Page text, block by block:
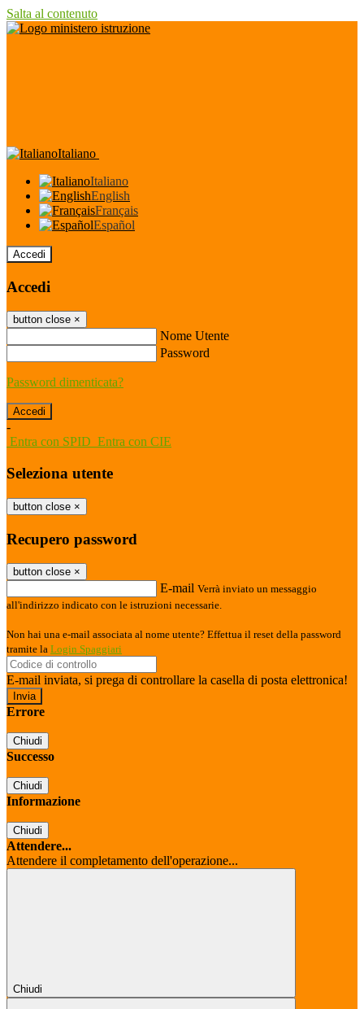
Salta al contenuto
Italiano
Italiano
English
Français
Español
Accedi
Accedi
button close ×
Nome Utente
Password
Password dimenticata?
-
Entra con SPID Entra con CIE
Seleziona utente
button close ×
Recupero password
button close ×
E-mail Verrà inviato un messaggio
all'indirizzo indicato con le istruzioni necessarie.
Non hai una e-mail associata al nome utente? Effettua il reset della password
tramite la Login Spaggiari
E-mail inviata, si prega di controllare la casella di posta elettronica!
Errore
Chiudi
Successo
Chiudi
Informazione
Chiudi
Attendere...
Attendere il completamento dell'operazione...
Chiudi